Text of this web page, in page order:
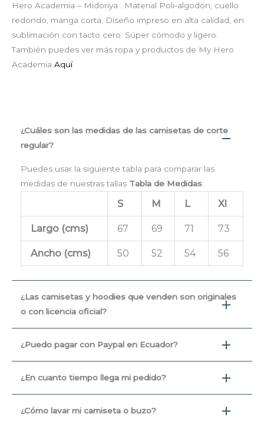
Hero Academia – Midoriya . Material Poli-algodón, cuello
redondo, manga corta. Diseño impreso en alta calidad, en
sublimación con tacto cero. Súper cómodo y ligero.
También puedes ver más ropa y productos de My Hero
Academia Aquí
¿Cuáles son las medidas de las camisetas de corte
regular?
Puedes usar la siguiente tabla para comparar las
medidas de nuestras tallas Tabla de Medidas
S M L Xl
Largo (cms) 67 69 71 73
Ancho (cms) 50 52 54 56
¿Las camisetas y hoodies que venden son originales
o con licencia oficial?
¿Puedo pagar con Paypal en Ecuador?
¿En cuanto tiempo llega mi pedido?
¿Cómo lavar mi camiseta o buzo?